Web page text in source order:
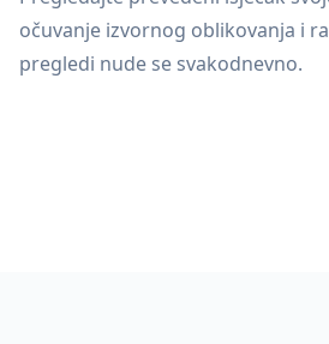
očuvanje izvornog oblikovanja i
pregledi nude se svakodnevno.